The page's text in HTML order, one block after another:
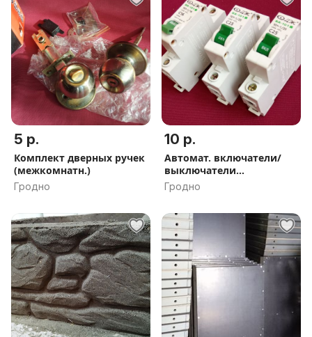
5 р.
Комплект дверных ручек
(межкомнатн.)
Гродно
10 р.
Автомат. включатели/
выключатели
сверхтоков(лоты)
Гродно